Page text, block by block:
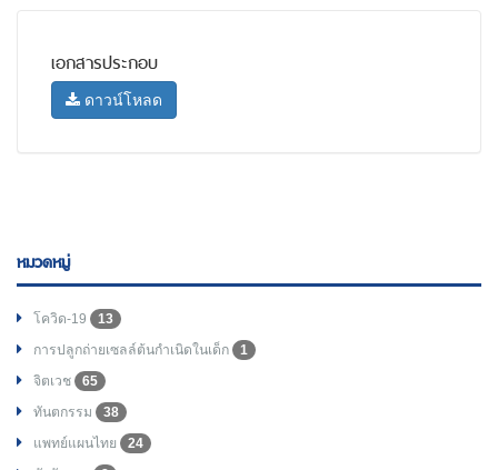
เอกสารประกอบ
ดาวน์โหลด
หมวดหมู่
โควิด-19
13
การปลูกถ่ายเซลล์ต้นกำเนิดในเด็ก
1
จิตเวช
65
ทันตกรรม
38
แพทย์แผนไทย
24